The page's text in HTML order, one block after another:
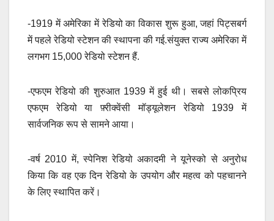
-1919 में अमेरिका में रेडियो का विकास शुरू हुआ, जहां पिट्सबर्ग
में पहले रेडियो स्टेशन की स्थापना की गई.संयुक्त राज्य अमेरिका में
लगभग 15,000 रेडियो स्टेशन हैं.
-एफएम रेडियो की शुरुआत 1939 में हुई थी। सबसे लोकप्रिय
एफएम रेडियो या फ़्रीक्वेंसी मॉड्यूलेशन रेडियो 1939 में
सार्वजनिक रूप से सामने आया।
-वर्ष 2010 में, स्पेनिश रेडियो अकादमी ने यूनेस्को से अनुरोध
किया कि वह एक दिन रेडियो के उपयोग और महत्व को पहचानने
के लिए स्थापित करें।